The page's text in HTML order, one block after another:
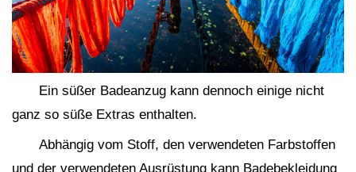
Ein süßer Badeanzug kann dennoch einige nicht
ganz so süße Extras enthalten.
Abhängig vom Stoff, den verwendeten Farbstoffen
und der verwendeten Ausrüstung kann Badebekleidung